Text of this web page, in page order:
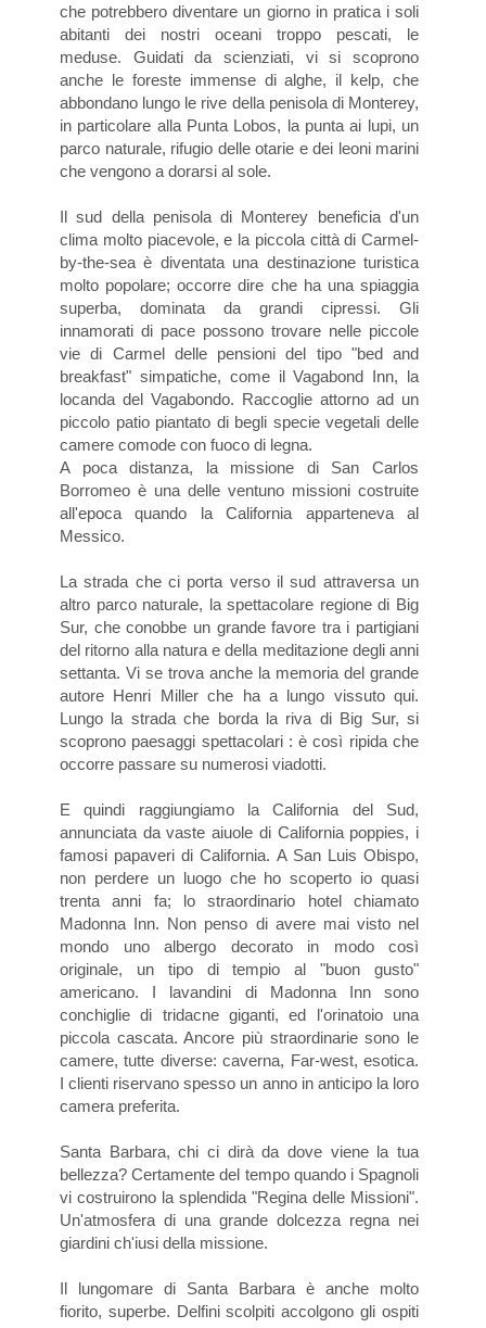
che potrebbero diventare un giorno in pratica i soli
abitanti dei nostri oceani troppo pescati, le
meduse. Guidati da scienziati, vi si scoprono
anche le foreste immense di alghe, il kelp, che
abbondano lungo le rive della penisola di Monterey,
in particolare alla Punta Lobos, la punta ai lupi, un
parco naturale, rifugio delle otarie e dei leoni marini
che vengono a dorarsi al sole.
Il sud della penisola di Monterey beneficia d'un
clima molto piacevole, e la piccola città di Carmel-
by-the-sea è diventata una destinazione turistica
molto popolare; occorre dire che ha una spiaggia
superba, dominata da grandi cipressi. Gli
innamorati di pace possono trovare nelle piccole
vie di Carmel delle pensioni del tipo "bed and
breakfast" simpatiche, come il Vagabond Inn, la
locanda del Vagabondo. Raccoglie attorno ad un
piccolo patio piantato di begli specie vegetali delle
camere comode con fuoco di legna.
A poca distanza, la missione di San Carlos
Borromeo è una delle ventuno missioni costruite
all'epoca quando la California apparteneva al
Messico.
La strada che ci porta verso il sud attraversa un
altro parco naturale, la spettacolare regione di Big
Sur, che conobbe un grande favore tra i partigiani
del ritorno alla natura e della meditazione degli anni
settanta. Vi se trova anche la memoria del grande
autore Henri Miller che ha a lungo vissuto qui.
Lungo la strada che borda la riva di Big Sur, si
scoprono paesaggi spettacolari : è così ripida che
occorre passare su numerosi viadotti.
E quindi raggiungiamo la California del Sud,
annunciata da vaste aiuole di California poppies, i
famosi papaveri di California. A San Luis Obispo,
non perdere un luogo che ho scoperto io quasi
trenta anni fa; lo straordinario hotel chiamato
Madonna Inn. Non penso di avere mai visto nel
mondo uno albergo decorato in modo così
originale, un tipo di tempio al "buon gusto"
americano. I lavandini di Madonna Inn sono
conchiglie di tridacne giganti, ed l'orinatoio una
piccola cascata. Ancore più straordinarie sono le
camere, tutte diverse: caverna, Far-west, esotica.
I clienti riservano spesso un anno in anticipo la loro
camera preferita.
Santa Barbara, chi ci dirà da dove viene la tua
bellezza? Certamente del tempo quando i Spagnoli
vi costruirono la splendida "Regina delle Missioni".
Un'atmosfera di una grande dolcezza regna nei
giardini ch'iusi della missione.
Il lungomare di Santa Barbara è anche molto
fiorito, superbe. Delfini scolpiti accolgono gli ospiti